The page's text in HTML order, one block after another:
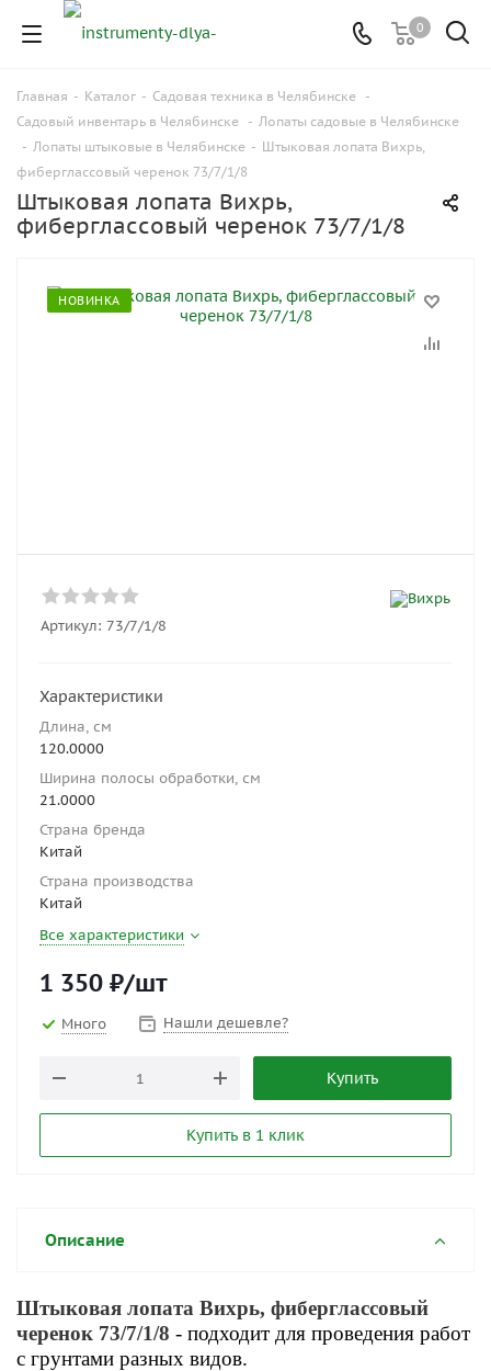
0
Главная - Каталог - Садовая техника в Челябинске -
Садовый инвентарь в Челябинске - Лопаты садовые в Челябинске
- Лопаты штыковые в Челябинске - Штыковая лопата Вихрь,
фиберглассовый черенок 73/7/1/8
Штыковая лопата Вихрь,
фиберглассовый черенок 73/7/1/8
НОВИНКА
Артикул: 73/7/1/8
Характеристики
Длина, см
120.0000
Ширина полосы обработки, см
21.0000
Страна бренда
Китай
Страна производства
Китай
Все характеристики
1 350 ₽/шт
Много Нашли дешевле?
Купить
Купить в 1 клик
Описание
Штыковая лопата Вихрь, фиберглассовый
черенок 73/7/1/8 - подходит для проведения работ
с грунтами разных видов.